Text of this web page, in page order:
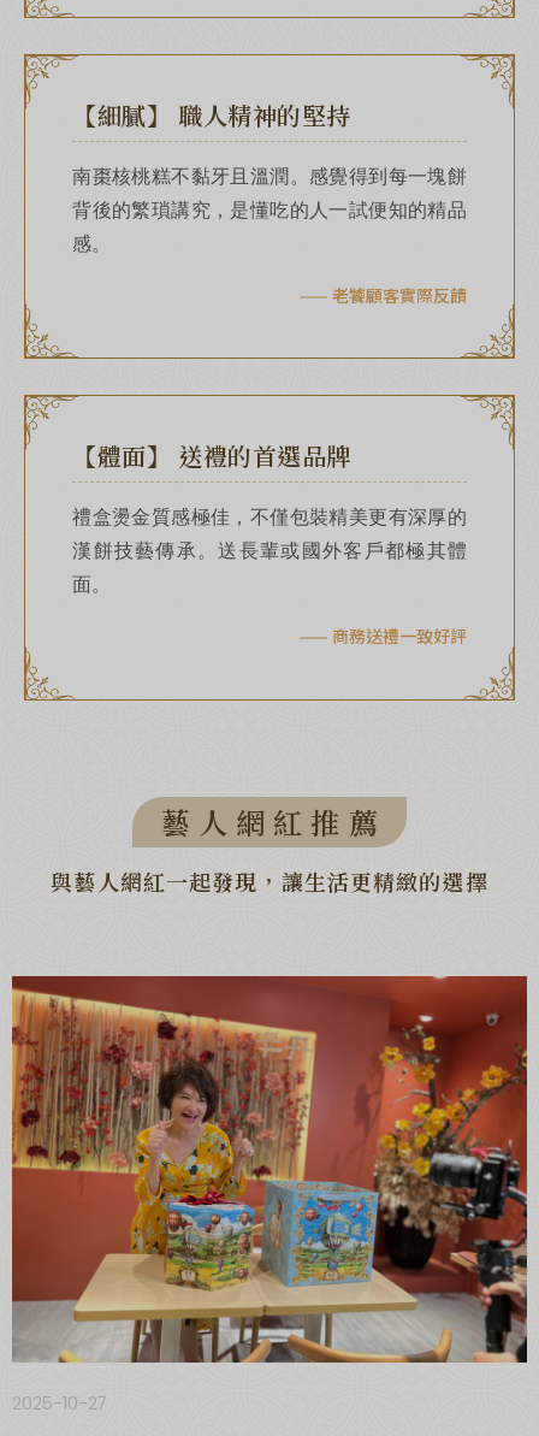
加入丰丹LINE會員✨
【細膩】 職人精神的堅持
南棗核桃糕不黏牙且溫潤。感覺得到每一塊餅
背後的繁瑣講究，是懂吃的人一試便知的精品
感。
—— 老饕顧客實際反饋
【體面】 送禮的首選品牌
禮盒燙金質感極佳，不僅包裝精美更有深厚的
漢餅技藝傳承。送長輩或國外客戶都極其體
面。
—— 商務送禮一致好評
藝 人 網 紅 推 薦
與藝人網紅一起發現，讓生活更精緻的選擇
2025-10-27